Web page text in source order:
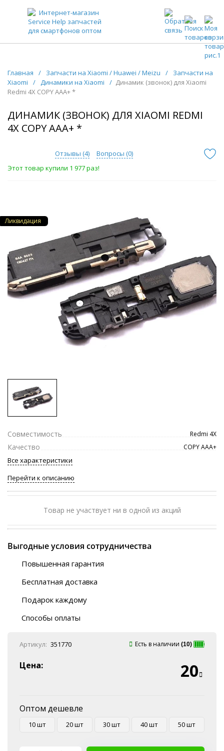
ЗАПЧАСТИ ДЛЯ ТЕЛЕФОНОВ ОПТОМ
Главная / Запчасти на Xiaomi / Huawei / Meizu /
Запчасти на
Xiaomi
/ Динамики на Xiaomi / Динамик (звонок) для Xiaomi
Redmi 4X COPY AAA+ *
ДИНАМИК (ЗВОНОК) ДЛЯ XIAOMI REDMI
4X COPY AAA+ *
Отзывы (4) Вопросы (0)
Этот товар купили 1 977 раз!
Ликвидация
Совместимость Redmi 4X
Качество COPY ААА+
Все характеристики
Перейти к описанию
Товар не участвует ни в одной из акций
Выгодные условия сотрудничества
Повышенная гарантия
Бесплатная доставка
Автобусы (по ЮФО)
“BlaBlaCar” (по ЮФО)
Подарок каждому
Способы оплаты
Наличные
Эквайринг
Артикул: 351770 Есть в наличии (10)
Цена: 20
Оптом дешевле
10 шт 20 шт 30 шт 40 шт 50 шт